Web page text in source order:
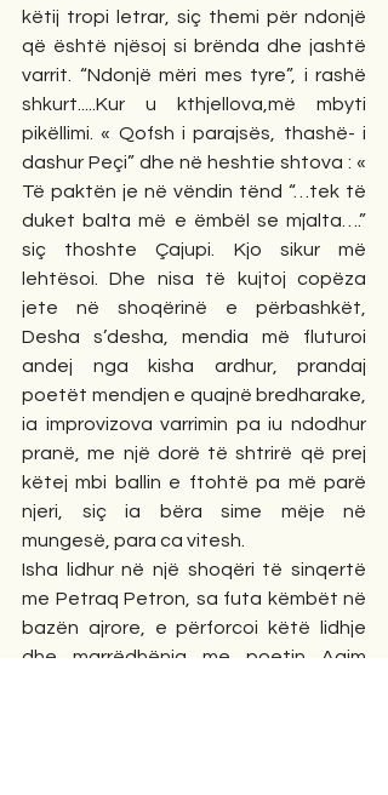
këtij tropi letrar, siç themi për ndonjë
që është njësoj si brënda dhe jashtë
varrit. “Ndonjë mëri mes tyre”, i rashë
shkurt.....Kur u kthjellova,më mbyti
pikëllimi. « Qofsh i parajsës, thashë- i
dashur Peçi” dhe në heshtie shtova : «
Të paktën je në vëndin tënd “…tek të
duket balta më e ëmbël se mjalta….”
siç thoshte Çajupi. Kjo sikur më
lehtësoi. Dhe nisa të kujtoj copëza
jete në shoqërinë e përbashkët,
Desha s’desha, mendia më fluturoi
andej nga kisha ardhur, prandaj
poetët mendjen e quajnë bredharake,
ia improvizova varrimin pa iu ndodhur
pranë, me një dorë të shtrirë që prej
këtej mbi ballin e ftohtë pa më parë
njeri, siç ia bëra sime mëje në
mungesë, para ca vitesh.
Isha lidhur në një shoqëri të sinqertë
me Petraq Petron, sa futa këmbët në
bazën ajrore, e përforcoi këtë lidhje
dhe marrëdhënia me poetin Agim